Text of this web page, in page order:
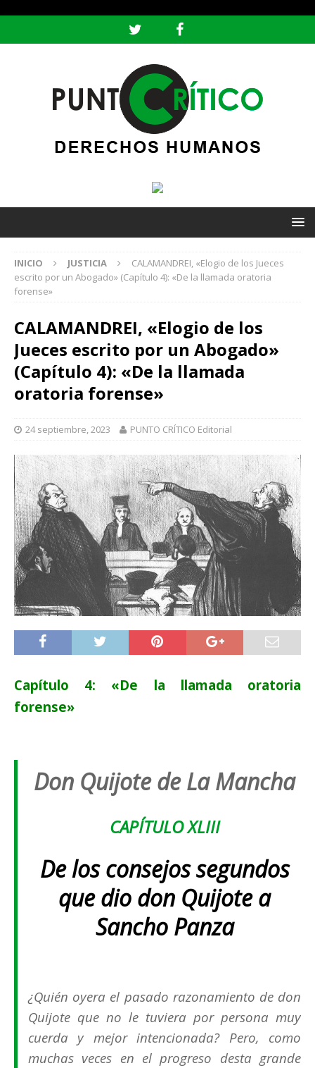
INICIO JUSTICIA
CALAMANDREI, «Elogio de los Jueces
escrito por un Abogado» (Capítulo 4): «De la llamada oratoria
forense»
CALAMANDREI, «Elogio de los
Jueces escrito por un Abogado»
(Capítulo 4): «De la llamada
oratoria forense»
24 septiembre, 2023 PUNTO CRÍTICO Editorial
Capítulo 4: «De la llamada oratoria
forense»
Don Quijote de La Mancha
CAPÍTULO XLIII
De los consejos segundos
que dio don Quijote a
Sancho Panza
¿Quién oyera el pasado razonamiento de don
Quijote que no le tuviera por persona muy
cuerda y mejor intencionada? Pero, como
muchas veces en el progreso desta grande